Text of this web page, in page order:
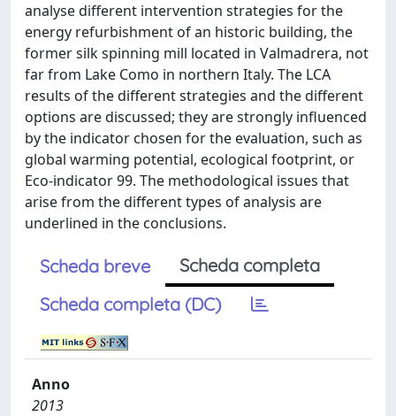
analyse different intervention strategies for the
energy refurbishment of an historic building, the
former silk spinning mill located in Valmadrera, not
far from Lake Como in northern Italy. The LCA
results of the different strategies and the different
options are discussed; they are strongly influenced
by the indicator chosen for the evaluation, such as
global warming potential, ecological footprint, or
Eco-indicator 99. The methodological issues that
arise from the different types of analysis are
underlined in the conclusions.
Scheda breve
Scheda completa
Scheda completa (DC)
Anno
2013